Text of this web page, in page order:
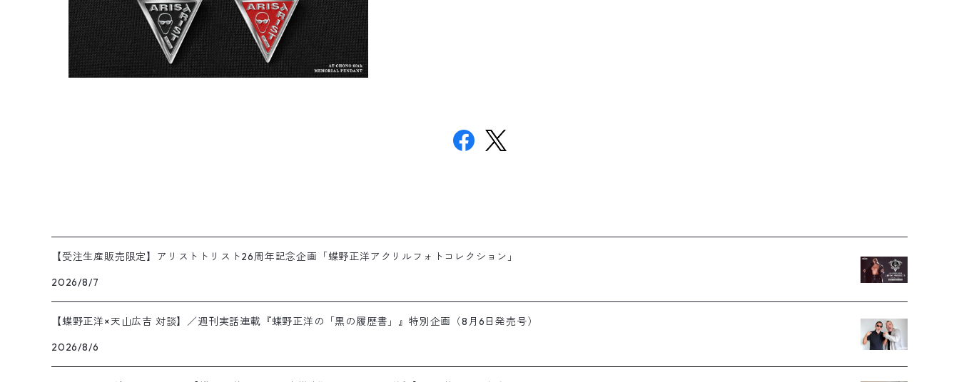
【受注生産販売限定】アリストトリスト26周年記念企画「蝶野正洋アクリルフォトコレクション」
2026/8/7
【蝶野正洋×天山広吉 対談】／週刊実話連載『蝶野正洋の「黒の履歴書」』特別企画（8月6日発売号）
2026/8/6